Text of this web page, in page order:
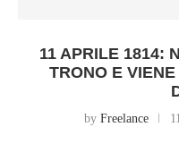
11 APRILE 1814:
TRONO E
by Freelance